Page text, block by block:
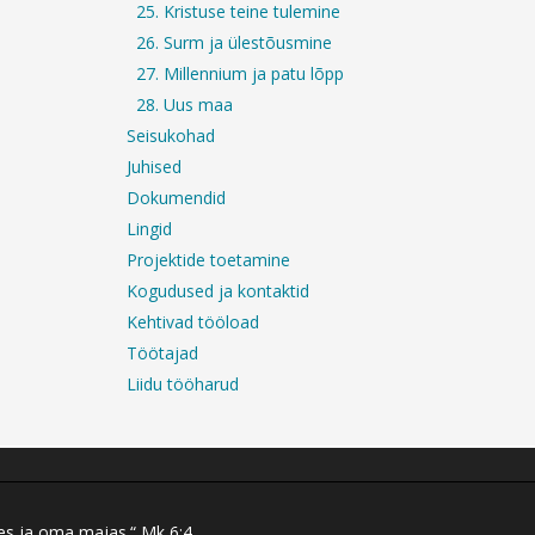
25. Kristuse teine tulemine
26. Surm ja ülestõusmine
27. Millennium ja patu lõpp
28. Uus maa
Seisukohad
Juhised
Dokumendid
Lingid
Projektide toetamine
Kogudused ja kontaktid
Kehtivad tööload
Töötajad
Liidu tööharud